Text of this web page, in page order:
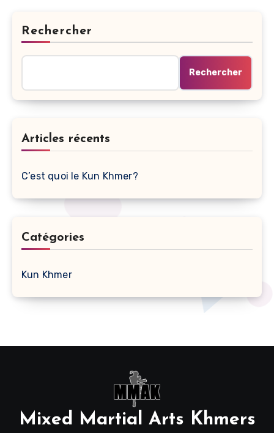
Rechercher
Rechercher
Articles récents
C’est quoi le Kun Khmer?
Catégories
Kun Khmer
Mixed Martial Arts Khmers